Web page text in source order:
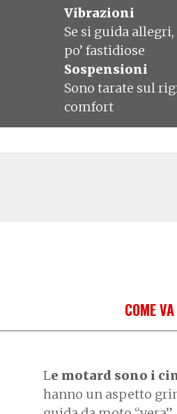
Vibrazioni
Se si guida
po’ fastidiose
Sospensioni
Sono tarate sul
comfort
COME VA
Le motard sono i
hanno un aspetto